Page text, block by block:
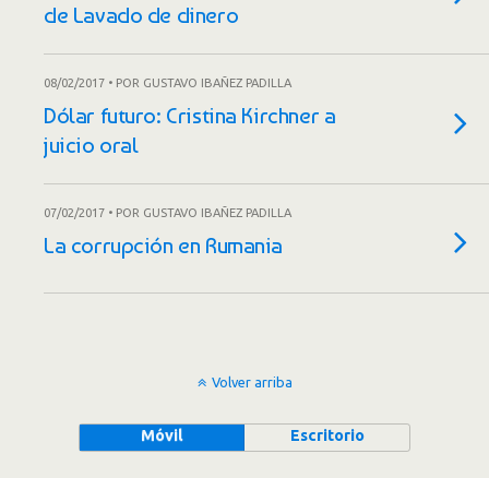
de Lavado de dinero
08/02/2017 • POR GUSTAVO IBAÑEZ PADILLA
Dólar futuro: Cristina Kirchner a
juicio oral
07/02/2017 • POR GUSTAVO IBAÑEZ PADILLA
La corrupción en Rumania
Volver arriba
Móvil Escritorio